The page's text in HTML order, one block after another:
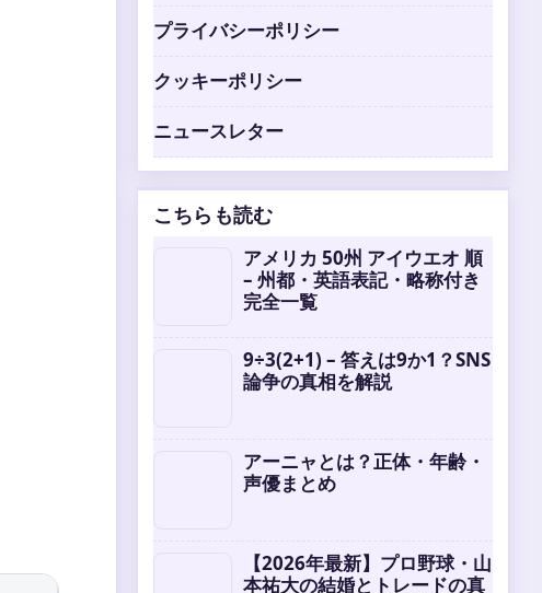
プライバシーポリシー
クッキーポリシー
ニュースレター
こちらも読む
アメリカ 50州 アイウエオ 順
– 州都・英語表記・略称付き
完全一覧
9÷3(2+1) – 答えは9か1？SNS
論争の真相を解説
アーニャとは？正体・年齢・
声優まとめ
【2026年最新】プロ野球・山
本祐大の結婚とトレードの真